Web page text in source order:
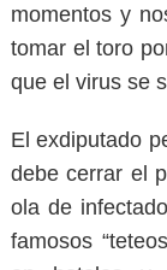
momentos y
tomar el toro
que el virus se
El exdiputado
debe cerrar el
ola de
famosos